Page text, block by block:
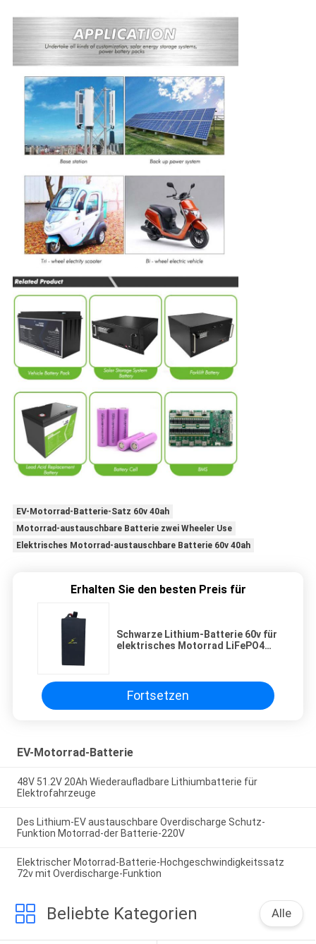
EV-Motorrad-Batterie-Satz 60v 40ah
Motorrad-austauschbare Batterie zwei Wheeler Use
Elektrisches Motorrad-austauschbare Batterie 60v 40ah
Erhalten Sie den besten Preis für
Schwarze Lithium-Batterie 60v für
elektrisches Motorrad LiFePO4
Fortsetzen
EV-Motorrad-Batterie
48V 51.2V 20Ah Wiederaufladbare Lithiumbatterie für
Elektrofahrzeuge
Des Lithium-EV austauschbare Overdischarge Schutz-
Funktion Motorrad-der Batterie-220V
Elektrischer Motorrad-Batterie-Hochgeschwindigkeitssatz
72v mit Overdischarge-Funktion
Beliebte Kategorien Alle